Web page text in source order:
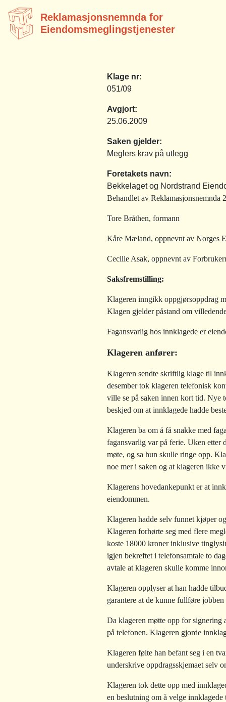
Reklamasjonsnemnda for
Eiendomsmeglingstjenester
Klage nr:
051/09
Avgjort:
25.06.2009
Saken gjelder:
Meglers krav på utlegg
Foretakets navn:
Bekkelaget og Nordstrand
Behandlet av Reklamasjonsnemnda
Tore Bråthen, formann
Kåre Mæland, oppnevnt av Norges
Cecilie Asak, oppnevnt av
Saksfremstilling:
Klageren inngikk oppgjørsoppdrag
Klagen gjelder påstand om
Fagansvarlig hos innklagede er
Klageren anfører:
Klageren sendte skriftlig klage til
desember tok klageren telefonisk
ville se på saken innen kort tid. Nye
beskjed om at innklagede hadde
Klageren ba om å få snakke med
fagansvarlig var på ferie. Uken
møte, og sa hun skulle ringe opp.
noe mer i saken og at klageren ikke
Klagerens hovedankepunkt er at
eiendommen.
Klageren hadde selv funnet kjøper
Klageren forhørte seg med flere
koste 18000 kroner inklusive
igjen bekreftet i telefonsamtale to
avtale at klageren skulle komme
Klageren opplyser at han hadde
garantere at de kunne fullføre
Da klageren møtte opp for signering
på telefonen. Klageren gjorde
Klageren følte han befant seg i en
underskrive oppdragsskjemaet selv
Klageren tok dette opp med
en beslutning om å velge